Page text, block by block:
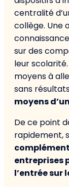
centralité
collège. Une
sur des
leur
moyens à
sans
moyens
De ce point
rapidement,
entreprises
l’entrée sur